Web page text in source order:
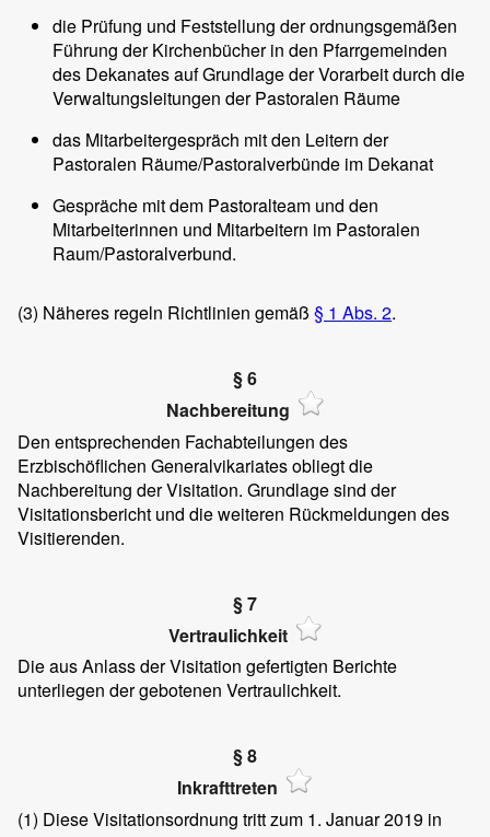
die Prüfung und Feststellung der ordnungsgemäßen
Führung der Kirchenbücher in den Pfarrgemeinden
des Dekanates auf Grundlage der Vorarbeit durch die
Verwaltungsleitungen der Pastoralen Räume
das Mitarbeitergespräch mit den Leitern der
Pastoralen Räume/Pastoralverbünde im Dekanat
Gespräche mit dem Pastoralteam und den
Mitarbeiterinnen und Mitarbeitern im Pastoralen
Raum/Pastoralverbund.
(3) Näheres regeln Richtlinien gemäß § 1 Abs. 2.
§ 6
Nachbereitung
Den entsprechenden Fachabteilungen des
Erzbischöflichen Generalvikariates obliegt die
Nachbereitung der Visitation. Grundlage sind der
Visitationsbericht und die weiteren Rückmeldungen des
Visitierenden.
§ 7
Vertraulichkeit
Die aus Anlass der Visitation gefertigten Berichte
unterliegen der gebotenen Vertraulichkeit.
§ 8
Inkrafttreten
(1) Diese Visitationsordnung tritt zum 1. Januar 2019 in